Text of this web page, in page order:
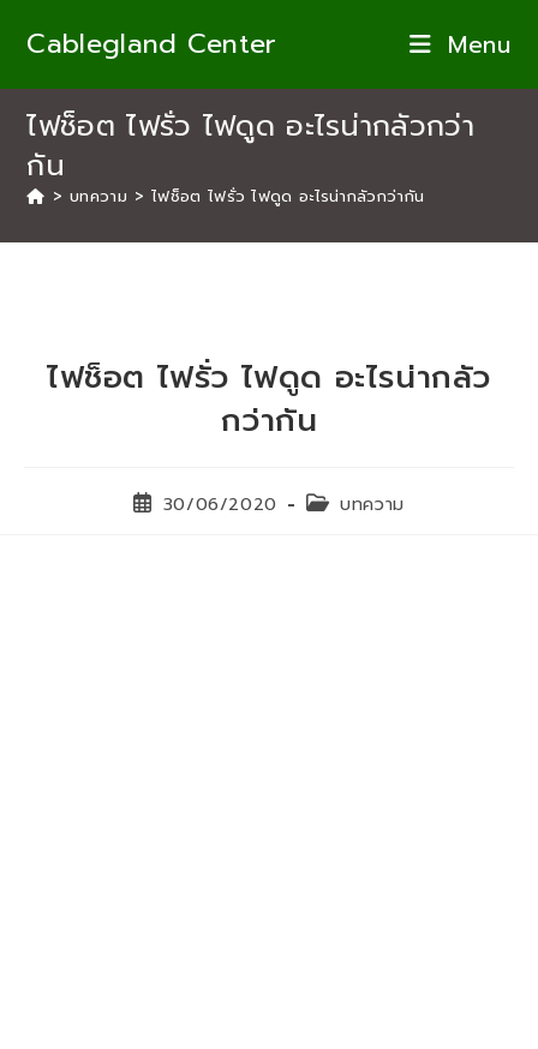
Cablegland Center Menu
ไฟช็อต ไฟรั่ว ไฟดูด อะไรน่ากลัวกว่า
กัน
> บทความ > ไฟช็อต ไฟรั่ว ไฟดูด อะไรน่ากลัวกว่ากัน
ไฟช็อต ไฟรั่ว ไฟดูด อะไรน่ากลัว
กว่ากัน
Post30/06/2020
Postบทความ